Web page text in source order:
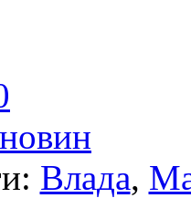
Влада,